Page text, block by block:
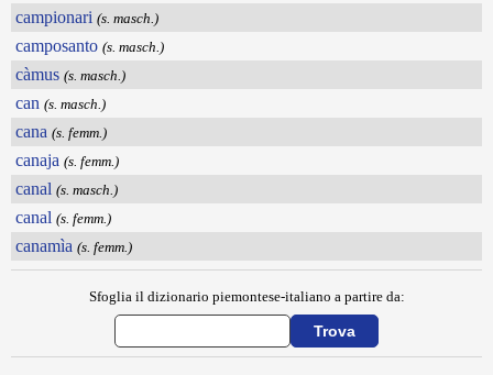
campionari (s. masch.)
camposanto (s. masch.)
càmus (s. masch.)
can (s. masch.)
cana (s. femm.)
canaja (s. femm.)
canal (s. masch.)
canal (s. femm.)
canamìa (s. femm.)
Sfoglia il dizionario piemontese-italiano a partire da: